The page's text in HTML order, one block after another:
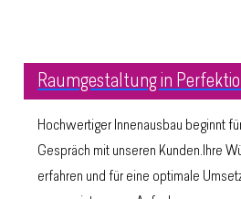
Raumgestaltung in
Hochwertiger Innenausbau beginnt
Gespräch mit unseren Kunden.Ihre
erfahren und für eine optimale